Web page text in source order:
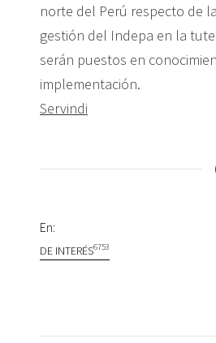
norte del Perú respecto de
gestión del Indepa en la
serán puestos en
implementación.
Servindi
En:
DE INTERÉS6753